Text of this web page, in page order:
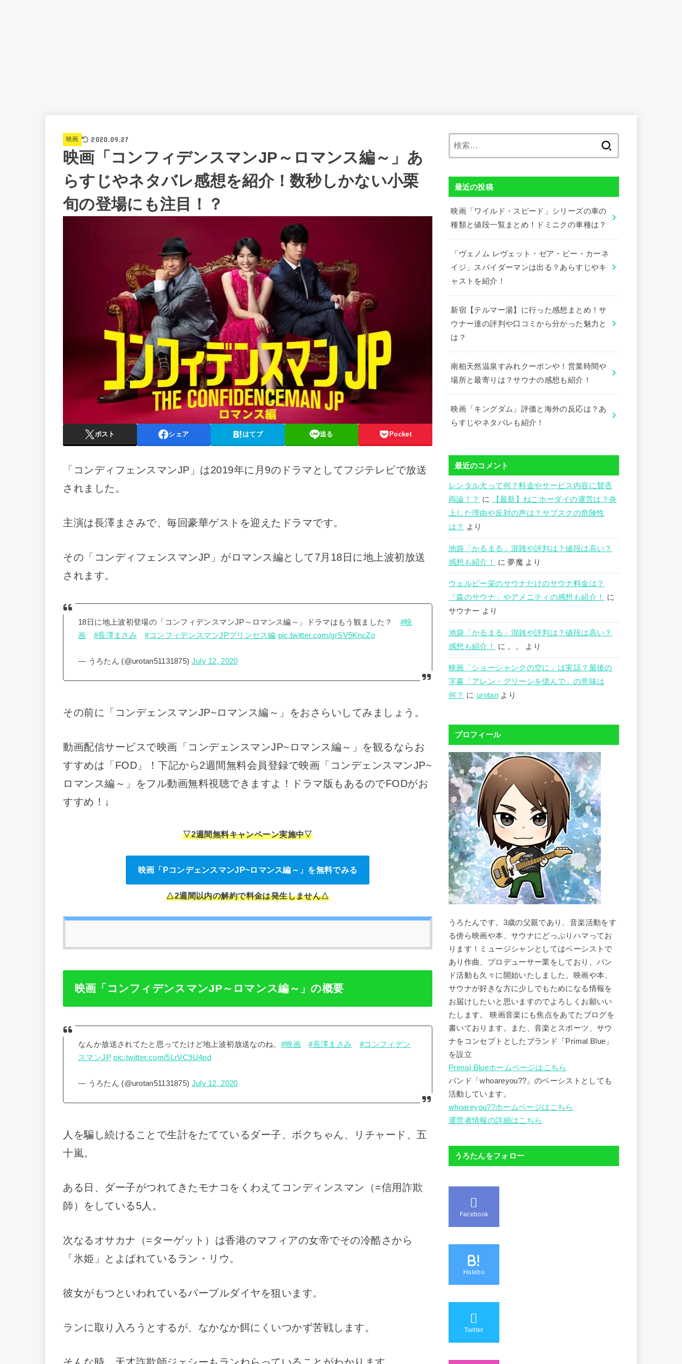
映画 2020.09.27
映画「コンフィデンスマンJP～ロマンス編～」あ
らすじやネタバレ感想を紹介！数秒しかない小栗
旬の登場にも注目！？
ポスト シェア はてブ 送る Pocket
「コンディフェンスマンJP」は2019年に月9のドラマとしてフジテレビで放送
されました。
主演は長澤まさみで、毎回豪華ゲストを迎えたドラマです。
その「コンディフェンスマンJP」がロマンス編として7月18日に地上波初放送
されます。
18日に地上波初登場の「コンフィデンスマンJP～ロマンス編～」ドラマはもう観ました？#映
画
#長澤まさみ #コンフィデンスマンJPプリンセス編 pic.twitter.com/grSV5KncZo
— うろたん (@urotan51131875) July 12, 2020
その前に「コンデェンスマンJP~ロマンス編～」をおさらいしてみましょう。
動画配信サービスで映画「コンデェンスマンJP~ロマンス編～」を観るならお
すすめは「FOD」！下記から2週間無料会員登録で映画「コンデェンスマンJP~
ロマンス編～」をフル動画無料視聴できますよ！ドラマ版もあるのでFODがお
すすめ！↓
▽2週間無料キャンペーン実施中▽
映画「PコンデェンスマンJP~ロマンス編～」を無料でみる
△2週間以内の解約で料金は発生しません△
映画「コンフィデンスマンJP～ロマンス編～」の概要
なんか放送されてたと思ってたけど地上波初放送なのね。 #映画 #長澤まさみ
#コンフィデン
スマンJP pic.twitter.com/5LrVC9U4pd
— うろたん (@urotan51131875) July 12, 2020
人を騙し続けることで生計をたてているダー子、ボクちゃん、リチャード、五
十嵐。
ある日、ダー子がつれてきたモナコをくわえてコンディンスマン（=信用詐欺
師）をしている5人。
次なるオサカナ（=ターゲット）は香港のマフィアの女帝でその冷酷さから
「氷姫」とよばれているラン・リウ。
彼女がもつといわれているパープルダイヤを狙います。
ランに取り入ろうとするが、なかなか餌にくいつかず苦戦します。
最近の投稿
映画「ワイルド・スピード」シリーズの車の
種類と値段一覧まとめ！ドミニクの車種は？
「ヴェノム レヴェット・ゼア・ビー・カーネ
イジ」スパイダーマンは出る？あらすじやキ
ャストを紹介！
新宿【テルマー湯】に行った感想まとめ！サ
ウナー達の評判や口コミから分かった魅力と
は？
南柏天然温泉すみれクーポンや！営業時間や
場所と最寄りは？サウナの感想も紹介！
映画「キングダム」評価と海外の反応は？あ
らすじやネタバレも紹介！
最近のコメント
レンタル犬って何？料金やサービス内容に賛否
両論！？
に
【最新】ねこホーダイの運営は？炎
上した理由や反対の声は？サブスクの危険性
は？
より
池袋「かるまる」混雑や評判は？値段は高い？
感想も紹介！
に夢魔 より
ウェルビー栄のサウナだけのサウナ料金は？
「森のサウナ」やアメニティの感想も紹介！
に
サウナー より
池袋「かるまる」混雑や評判は？値段は高い？
感想も紹介！
に 。。 より
映画「ショーシャンクの空に」は実話？最後の
字幕「アレン・グリーンを偲んで」の意味は
何？
に urotan より
プロフィール
うろたんです。3歳の父親であり、音楽活動をす
る傍ら映画や本、サウナにどっぷりハマってお
ります！ミュージシャンとしてはベーシストで
あり作曲、プロデューサー業をしており、バン
ド活動も久々に開始いたしました。映画や本、
サウナが好きな方に少しでもためになる情報を
お届けしたいと思いますのでよろしくお願いい
たします。 映画音楽にも焦点をあてたブログを
書いております。また、音楽とスポーツ、サウ
ナをコンセプトとしたブランド「Primal Blue」
を設立
Primal Blueホームページはこちら
バンド「whoareyou??」のベーシストとしても
活動しています。
whoareyou??ホームページはこちら
運営者情報の詳細はこちら
うろたんをフォロー
Facebook
B!
Hatebu
Twitter